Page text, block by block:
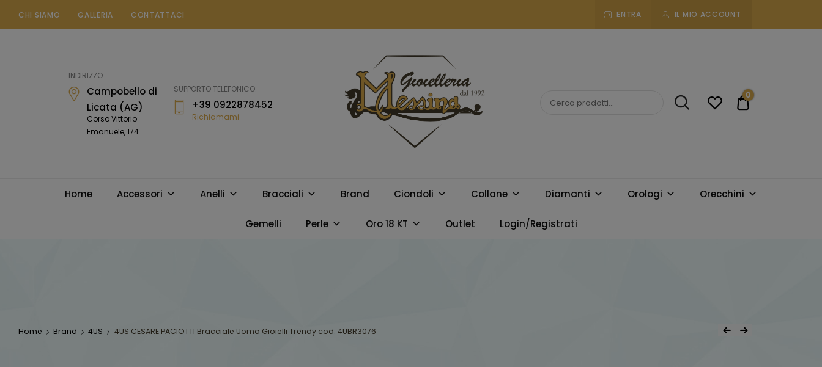
CHI SIAMO GALLERIA CONTATTACI ENTRA IL MIO ACCOUNT
INDIRIZZO:
Campobello di
Licata (AG)
Corso Vittorio
Emanuele, 174
SUPPORTO TELEFONICO:
+39 0922878452
Richiamami
MESSINA
CAMPOBELLO
migliori marchi.
€0.00
0
Home Accessori Anelli Bracciali Brand Ciondoli Collane Diamanti Orologi Orecchini
Gemelli Perle Oro 18 KT Outlet Login/Registrati
Home Brand 4US 4US CESARE PACIOTTI Bracciale Uomo Gioielli Trendy cod. 4UBR3076